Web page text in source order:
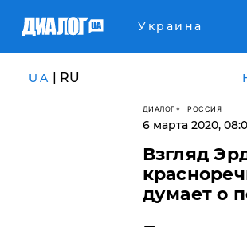
Украина
UA | RU
ДИАЛОГ РОССИЯ
6 марта 2020,
Взгляд
думает о